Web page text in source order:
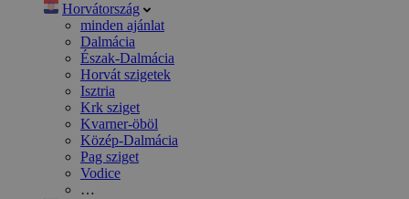
Horvátország
minden ajánlat
Dalmácia
Észak-Dalmácia
Horvát szigetek
Isztria
Krk sziget
Kvarner-öböl
Közép-Dalmácia
Pag sziget
Vodice
…